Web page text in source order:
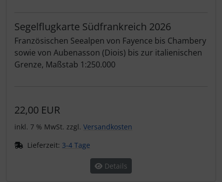
Segelflugkarte Südfrankreich 2026
Französischen Seealpen von Fayence bis Chambery
sowie von Aubenasson (Diois) bis zur italienischen
Grenze, Maßstab 1:250.000
22,00 EUR
inkl. 7 % MwSt. zzgl. Versandkosten
Lieferzeit: 3-4 Tage
Details